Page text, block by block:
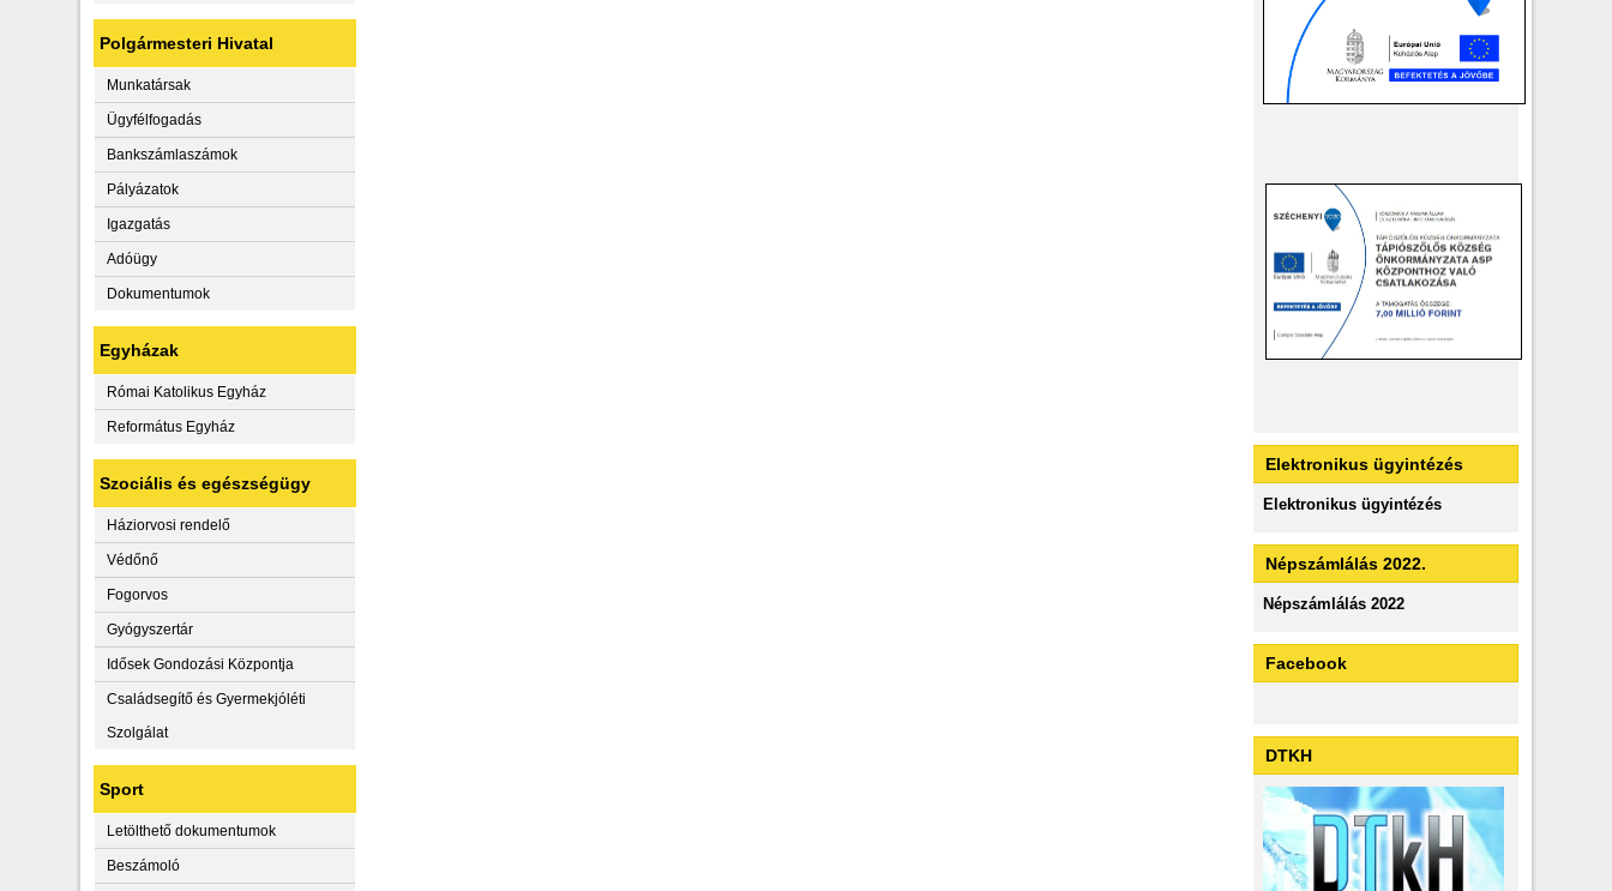
Polgármesteri Hivatal
Munkatársak
Ügyfélfogadás
Bankszámlaszámok
Pályázatok
Igazgatás
Adóügy
Dokumentumok
Egyházak
Római Katolikus Egyház
Református Egyház
Szociális és egészségügy
Háziorvosi rendelő
Védőnő
Fogorvos
Gyógyszertár
Idősek Gondozási Központja
Családsegítő és Gyermekjóléti
Szolgálat
Sport
Letölthető dokumentumok
Beszámoló
Elektronikus ügyintézés
Elektronikus ügyintézés
Népszámlálás 2022.
Népszámlálás 2022
Facebook
DTKH